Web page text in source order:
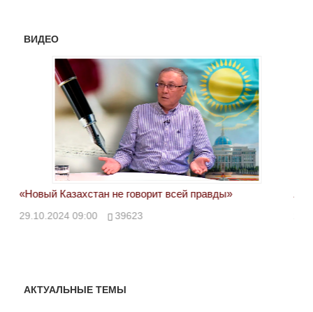
ВИДЕО
«Новый Казахстан не говорит всей правды»
29.10.2024 09:00 39623
АКТУАЛЬНЫЕ ТЕМЫ